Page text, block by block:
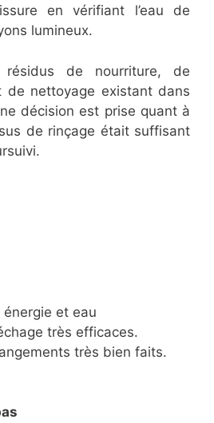
en vérifiant l’eau de
lumineux.
de nourriture, de
de nettoyage existant dans
décision est prise quant à
de rinçage était suffisant
énergie et eau
très efficaces.
très bien faits.